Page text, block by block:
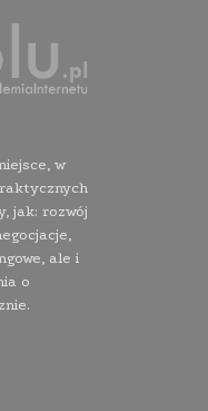
w
jak: rozwój
ale i
o